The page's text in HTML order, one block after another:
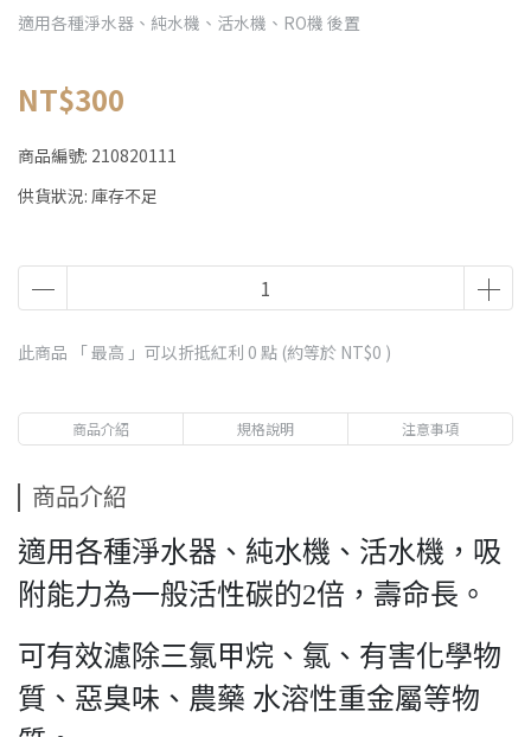
適用各種淨水器、純水機、活水機、RO機 後置
NT$300
商品編號: 210820111
供貨狀況: 庫存不足
此商品 「 最高 」可以折抵紅利 0 點 (約等於 NT$0 )
商品介紹 規格說明 注意事項
商品介紹
適用各種淨水器、純水機、活水機，吸
附能力為一般活性碳的2倍，壽命長。
可有效濾除三氯甲烷、氯、有害化學物
質、惡臭味、農藥 水溶性重金屬等物